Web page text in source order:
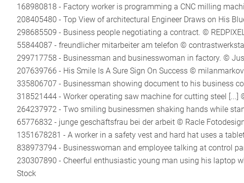
168980818 - Factory worker is programming a CNC milling
208405480 - Top View of architectural Engineer Draws on His
298685509 - Business people negotiating a contract. ©
55844087 - freundlicher mitarbeiter am telefon ©
299717758 - Businessman and businesswoman in factory. ©
207639766 - His Smile Is A Sure Sign On Success ©
335806707 - Businessman showing document to his business
318521444 - Worker operating saw machine for cutting steel [...]
264237972 - Two smiling businessmen shaking hands while
65776832 - junge geschäftsfrau bei der arbeit © Racle
1351678281 - A worker in a safety vest and hard hat uses a
838973794 - Businesswoman and employee talking at control
230307890 - Cheerful enthusiastic young man using his laptop
Stock